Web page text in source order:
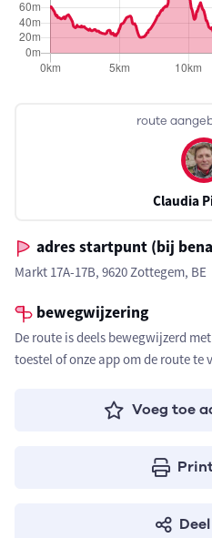
route
Claudia
adres startpunt (bij
Markt 17A-17B, 9620 Zottegem, BE
bewegwijzering
De route is deels bewegwijzerd
toestel of onze app om de route te
Voeg toe